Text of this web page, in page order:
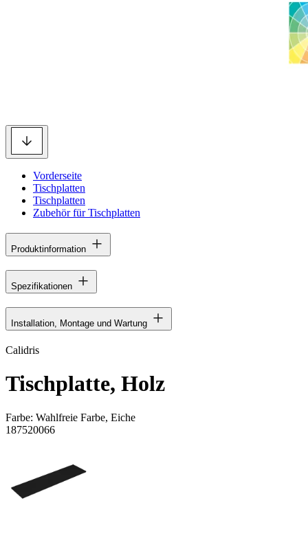
Vorderseite
Tischplatten
Tischplatten
Zubehör für Tischplatten
Produktinformation
Spezifikationen
Installation, Montage und Wartung
Calidris
Tischplatte, Holz
Farbe: Wahlfreie Farbe, Eiche
187520066